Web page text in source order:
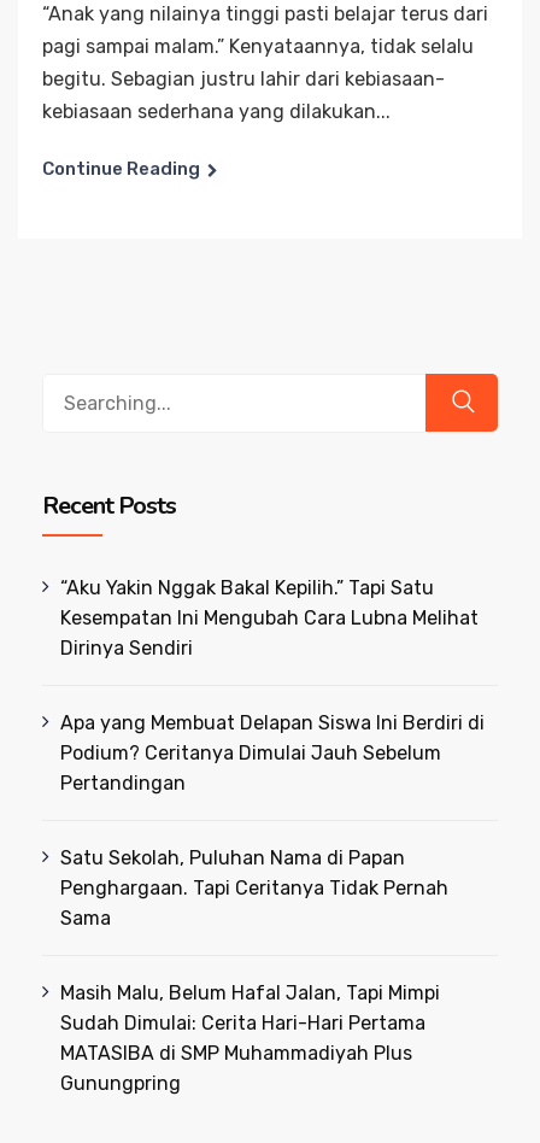
“Anak yang nilainya tinggi pasti belajar terus dari
pagi sampai malam.” Kenyataannya, tidak selalu
begitu. Sebagian justru lahir dari kebiasaan-
kebiasaan sederhana yang dilakukan...
Continue Reading
Recent Posts
“Aku Yakin Nggak Bakal Kepilih.” Tapi Satu
Kesempatan Ini Mengubah Cara Lubna Melihat
Dirinya Sendiri
Apa yang Membuat Delapan Siswa Ini Berdiri di
Podium? Ceritanya Dimulai Jauh Sebelum
Pertandingan
Satu Sekolah, Puluhan Nama di Papan
Penghargaan. Tapi Ceritanya Tidak Pernah
Sama
Masih Malu, Belum Hafal Jalan, Tapi Mimpi
Sudah Dimulai: Cerita Hari-Hari Pertama
MATASIBA di SMP Muhammadiyah Plus
Gunungpring